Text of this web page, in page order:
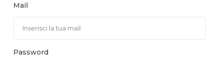
Mail
Password